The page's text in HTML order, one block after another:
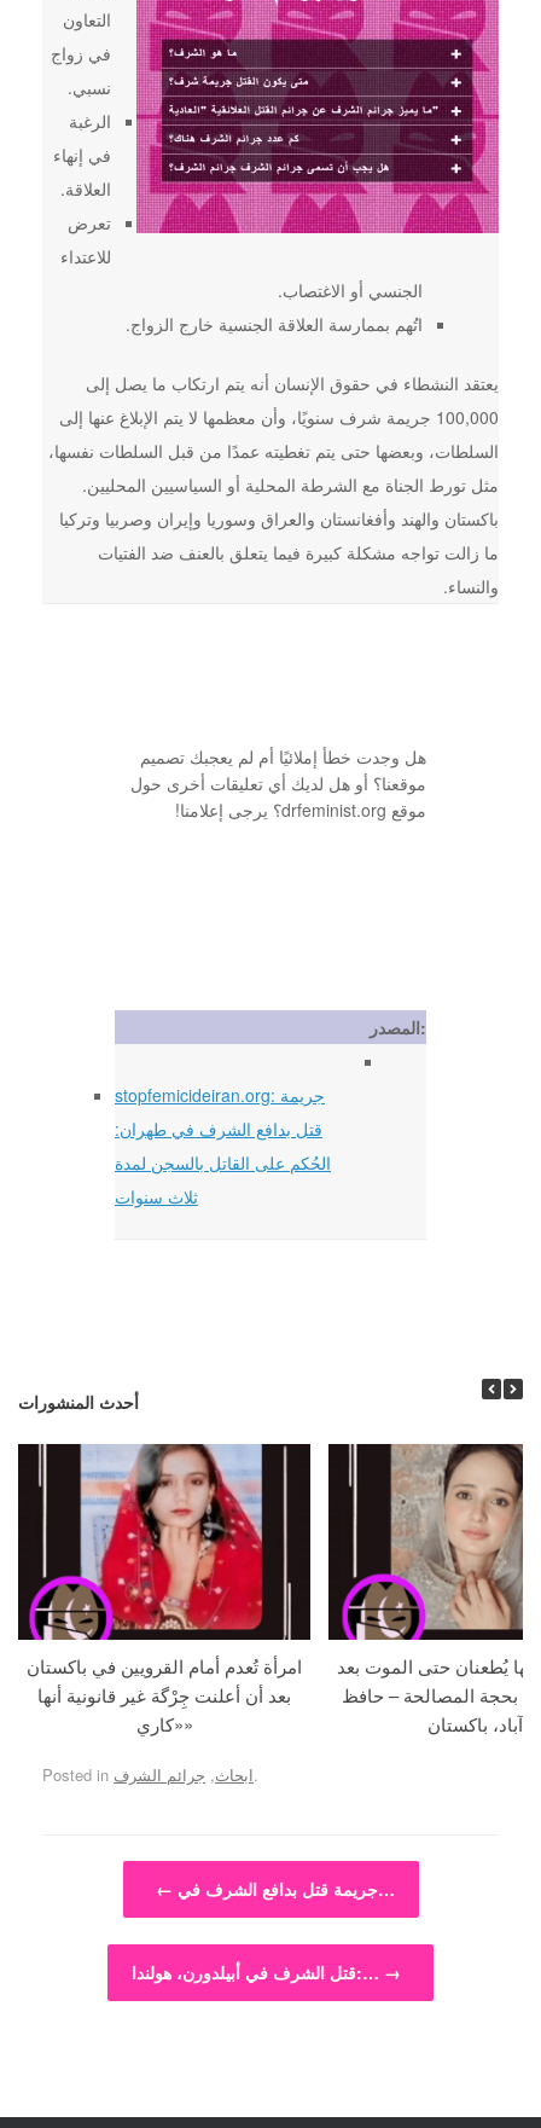
التعاون
في زواج
نسبي.
الرغبة
في إنهاء
العلاقة.
تعرض
للاعتداء
الجنسي أو الاغتصاب.
اتُهم بممارسة العلاقة الجنسية خارج الزواج.
يعتقد النشطاء في حقوق الإنسان أنه يتم ارتكاب ما يصل إلى
100,000 جريمة شرف سنويًا، وأن معظمها لا يتم الإبلاغ عنها إلى
السلطات، وبعضها حتى يتم تغطيته عمدًا من قبل السلطات نفسها،
مثل تورط الجناة مع الشرطة المحلية أو السياسيين المحليين.
باكستان والهند وأفغانستان والعراق وسوريا وإيران وصربيا وتركيا
ما زالت تواجه مشكلة كبيرة فيما يتعلق بالعنف ضد الفتيات
والنساء.
هل وجدت خطأ إملائيًا أم لم يعجبك تصميم
موقعنا؟ أو هل لديك أي تعليقات أخرى حول
موقع drfeminist.org؟ يرجى إعلامنا!
المصدر:
stopfemicideiran.org: جريمة
قتل بدافع الشرف في طهران:
الحُكم على القاتل بالسجن لمدة
ثلاث سنوات
أحدث المنشورات
امرأة تُعدم أمام القرويين في باكستان
بعد أن أعلنت جِرْگة غير قانونية أنها
«كاري»
يُطعنان حتى الموت بعد
بحجة المصالحة – حافظ
آباد، باكستان
Posted in ابحاث, جرائم الشرف .
Post navigation
← جريمة قتل بدافع الشرف في…
قتل الشرف في أبيلدورن، هولندا:… →